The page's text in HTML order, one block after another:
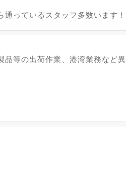
っているスタッフ多数います！
品等の出荷作業、港湾業務など異